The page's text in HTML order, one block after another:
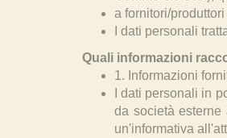
a fornitori/
I dati personali
Quali informazioni
1. Informazioni
I dati personali in
da società esterne
un'informativa